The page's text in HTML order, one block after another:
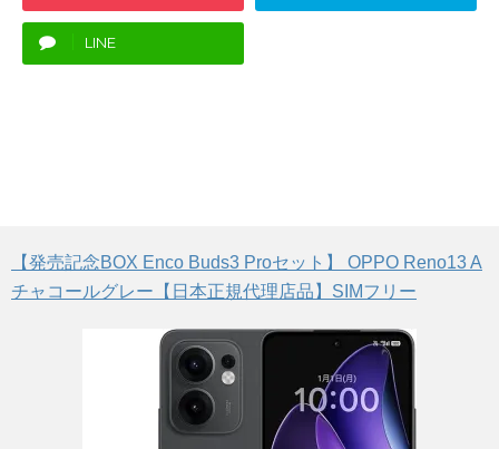
LINE
【発売記念BOX Enco Buds3 Proセット】 OPPO Reno13 A
チャコールグレー【日本正規代理店品】SIMフリー